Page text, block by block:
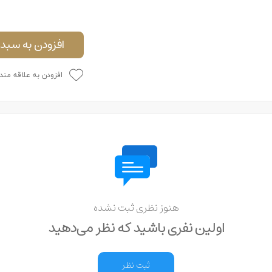
افزودن به
افزودن به علاقه
هنوز نظری ثبت نشده
اولین نفری باشید که نظر می‌دهید
ثبت نظر